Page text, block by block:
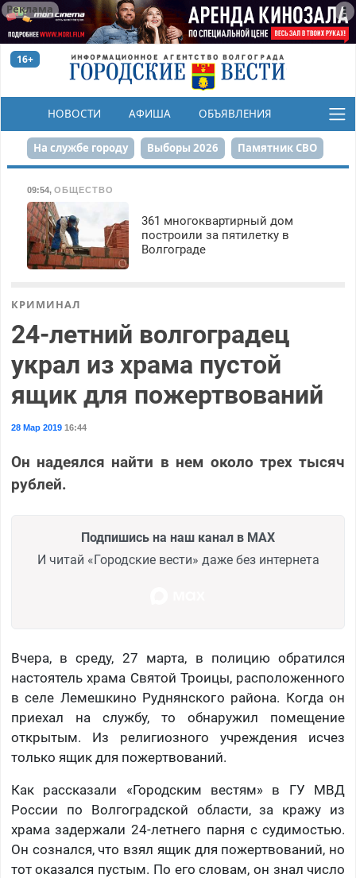
Реклама
16+
НОВОСТИ АФИША ОБЪЯВЛЕНИЯ
КОНКУРСЫ
На службе городу Выборы 2026 Памятник СВО
Набережная День Победы Реконструкция ЦПКиО
80-летие Победы Парк Героев-летчиков
09:54, ОБЩЕСТВО
361 многоквартирный дом
построили за пятилетку в
Волгограде
КРИМИНАЛ
24-летний волгоградец
украл из храма пустой
ящик для пожертвований
28 Мар 201916:44
Он надеялся найти в нем около трех тысяч
рублей.
Подпишись на наш канал в MAX
И читай «Городские вести» даже без интернета
Вчера, в среду, 27 марта, в полицию обратился
настоятель храма Святой Троицы, расположенного
в селе Лемешкино Руднянского района. Когда он
приехал на службу, то обнаружил помещение
открытым. Из религиозного учреждения исчез
только ящик для пожертвований.
Как рассказали «Городским вестям» в ГУ МВД
России по Волгоградской области, за кражу из
храма задержали 24-летнего парня с судимостью.
Он сознался, что взял ящик для пожертвований, но
тот оказался пустым. По его словам, он знал число